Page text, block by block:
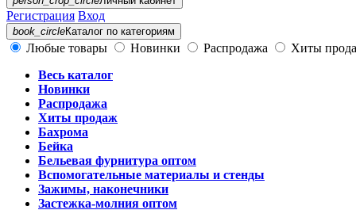
Регистрация Вход
book_circleКаталог по категориям
Любые товары Новинки Распродажа
Хиты
Весь каталог
Новинки
Распродажа
Хиты продаж
Бахрома
Бейка
Бельевая фурнитура оптом
Вспомогательные материалы и стенды
Зажимы, наконечники
Застежка-молния оптом